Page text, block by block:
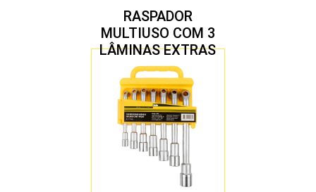
RASPADOR
MULTIUSO COM 3
LÂMINAS EXTRAS